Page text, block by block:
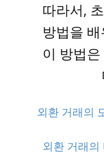
따라서,
방법을
이 방법
외환 거래의
외환 거래의